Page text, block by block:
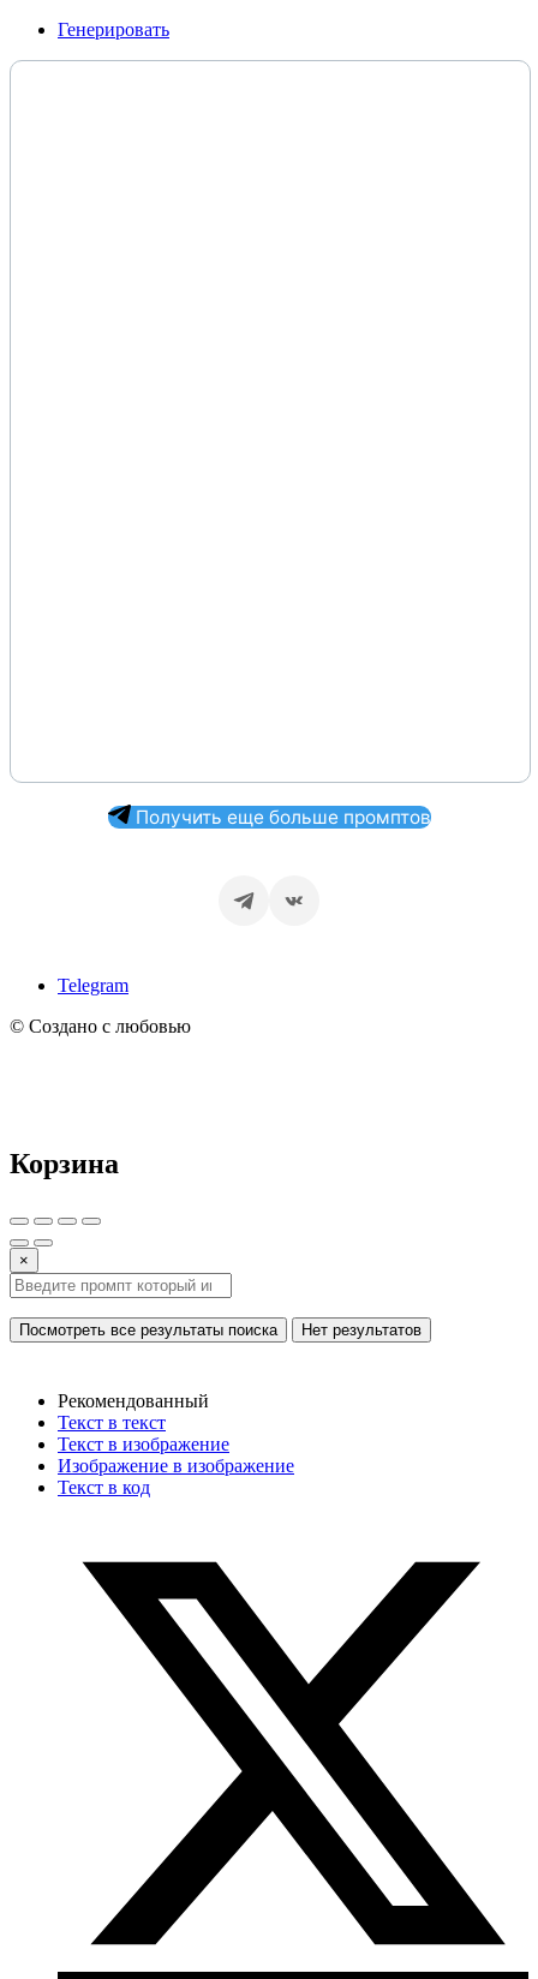
Генерировать
Получить еще больше промптов
Telegram
© Создано с любовью
Корзина
×
Посмотреть все результаты поиска Нет результатов
Рекомендованный
Текст в текст
Текст в изображение
Изображение в изображение
Текст в код